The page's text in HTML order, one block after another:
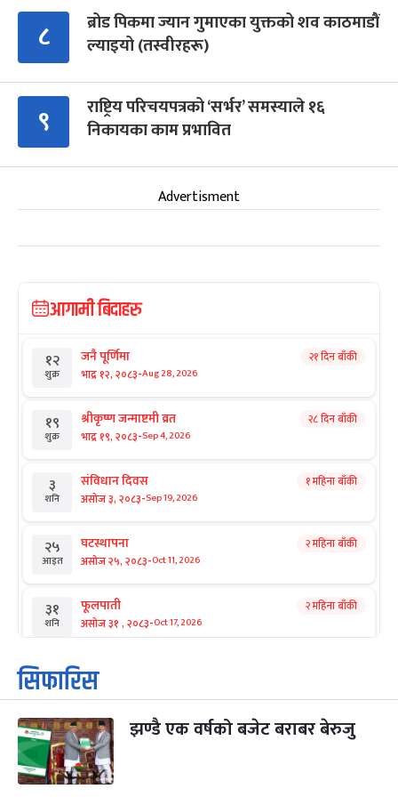
८
ब्रोड पिकमा ज्यान गुमाएका युक्तको शव काठमाडौं
ल्याइयो (तस्वीरहरू)
९
राष्ट्रिय परिचयपत्रको ‘सर्भर’ समस्याले १६
निकायका काम प्रभावित
Advertisment
आगामी बिदाहरु
१२
शुक्र
जनै पूर्णिमा
भाद्र १२, २०८३-Aug 28, 2026
२१ दिन बाँकी
१९
शुक्र
श्रीकृष्ण जन्माष्टमी व्रत
भाद्र १९, २०८३-Sep 4, 2026
२८ दिन बाँकी
३
शनि
संविधान दिवस
असोज ३, २०८३-Sep 19, 2026
१ महिना बाँकी
२५
आइत
घटस्थापना
असोज २५, २०८३-Oct 11, 2026
२ महिना बाँकी
३१
शनि
फूलपाती
असोज ३१ , २०८३-Oct 17, 2026
२ महिना बाँकी
१
आइत
कार्तिक सङ्क्रान्ति
कार्तिक १, २०८३
३
मंगल
महानवमी
कार्तिक ३, २०८३
२ महिना बाँकी
सिफारिस
झण्डै एक वर्षको बजेट बराबर बेरुजु